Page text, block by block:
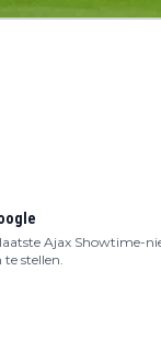
Ajax Showtime-
stellen.